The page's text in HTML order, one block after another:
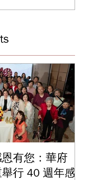
有您：華府
行 40 週年感